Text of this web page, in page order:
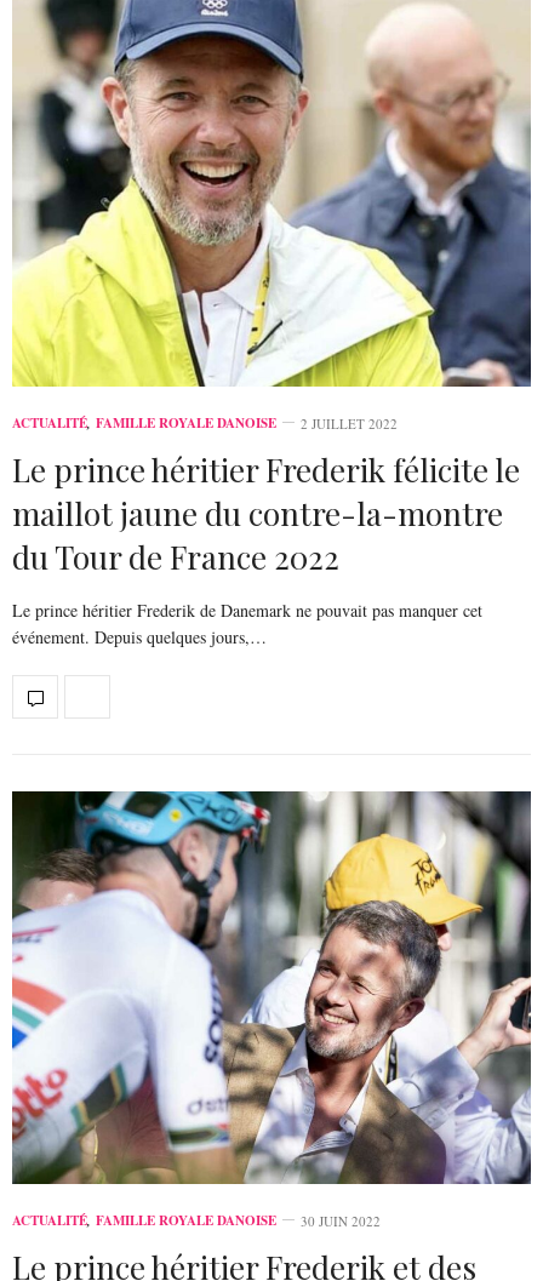
ACTUALITÉ, FAMILLE ROYALE DANOISE 2 JUILLET 2022
Le prince héritier Frederik félicite le
maillot jaune du contre-la-montre
du Tour de France 2022
Le prince héritier Frederik de Danemark ne pouvait pas manquer cet
événement. Depuis quelques jours,…
ACTUALITÉ, FAMILLE ROYALE DANOISE 30 JUIN 2022
Le prince héritier Frederik et des